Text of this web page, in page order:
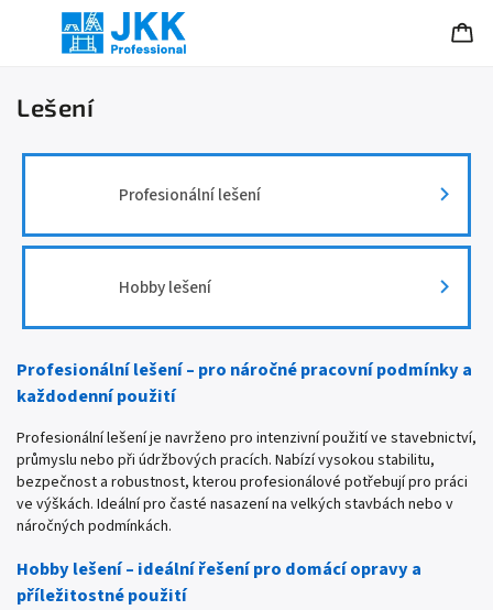
Lešení
Profesionální lešení
Hobby lešení
Profesionální lešení – pro náročné pracovní podmínky a
každodenní použití
Profesionální lešení je navrženo pro intenzivní použití ve stavebnictví,
průmyslu nebo při údržbových pracích. Nabízí vysokou stabilitu,
bezpečnost a robustnost, kterou profesionálové potřebují pro práci
ve výškách. Ideální pro časté nasazení na velkých stavbách nebo v
náročných podmínkách.
Hobby lešení – ideální řešení pro domácí opravy a
příležitostné použití